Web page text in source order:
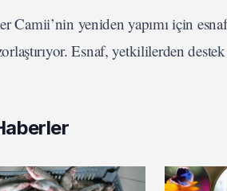
Camii’nin yeniden yapımı için
Esnaf, yetkililerden